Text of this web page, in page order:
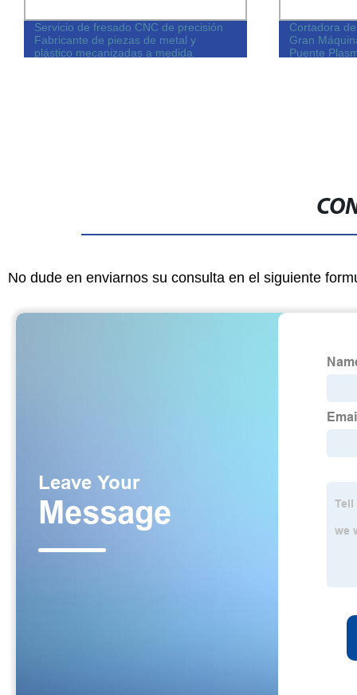
Servicio de fresado CNC de precisión
Fabricante de piezas de metal y
plástico mecanizadas a medida
Cortadora
Gran
Puente
No dude en enviarnos su consulta en el siguiente